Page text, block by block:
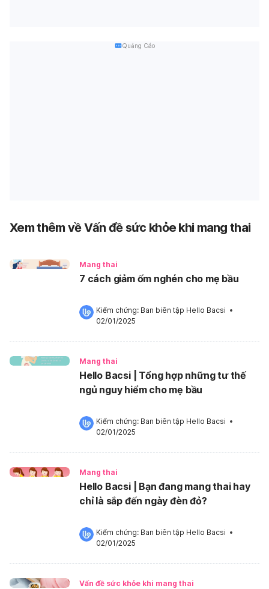
Quảng Cáo
Xem thêm về Vấn đề sức khỏe khi mang thai
Mang thai
7 cách giảm ốm nghén cho mẹ bầu
Kiểm chứng: Ban biên tập Hello Bacsi •
02/01/2025
Mang thai
Hello Bacsi | Tổng hợp những tư thế
ngủ nguy hiểm cho mẹ bầu
Kiểm chứng: Ban biên tập Hello Bacsi •
02/01/2025
Mang thai
Hello Bacsi | Bạn đang mang thai hay
chỉ là sắp đến ngày đèn đỏ?
Kiểm chứng: Ban biên tập Hello Bacsi •
02/01/2025
Vấn đề sức khỏe khi mang thai